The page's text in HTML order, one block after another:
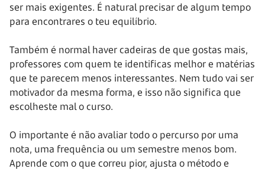
ser mais exigentes. É natural precisar de algum tempo
para encontrares o teu equilíbrio.
Também é normal haver cadeiras de que gostas mais,
professores com quem te identificas melhor e matérias
que te parecem menos interessantes. Nem tudo vai ser
motivador da mesma forma, e isso não significa que
escolheste mal o curso.
O importante é não avaliar todo o percurso por uma
nota, uma frequência ou um semestre menos bom.
Aprende com o que correu pior, ajusta o método e